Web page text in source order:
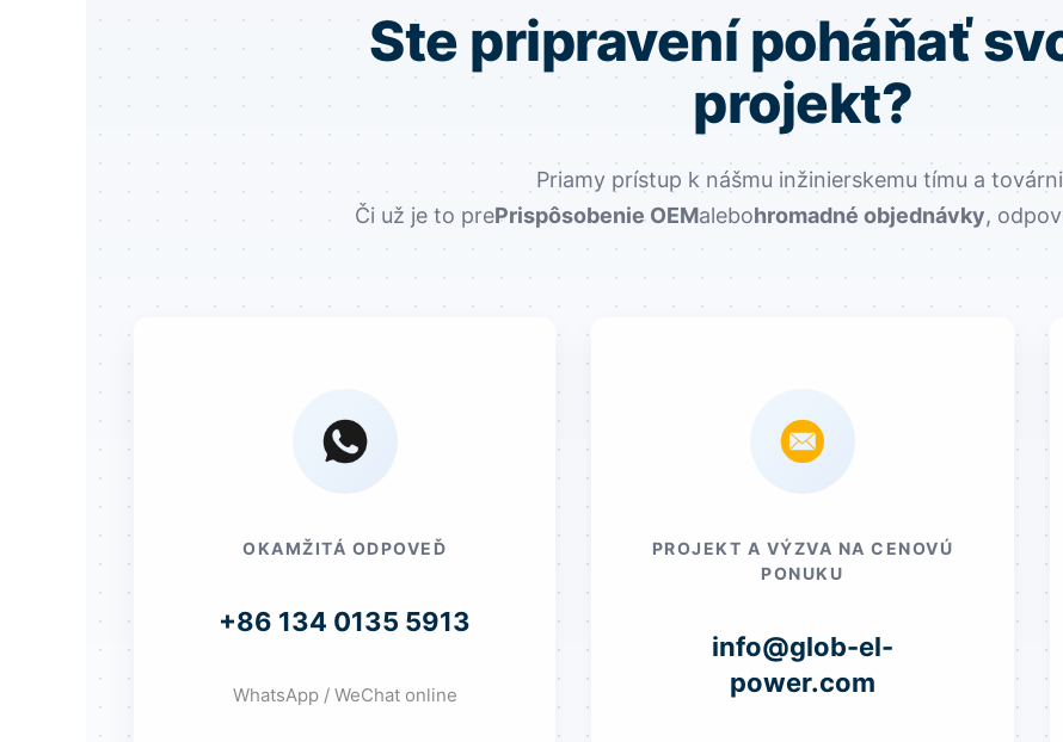
Ste pripravení poháňať
projekt?
Priamy prístup k nášmu inžinierskemu tímu a
Či už je to prePrispôsobenie OEMalebohromadné objednávky,
OKAMŽITÁ ODPOVEĎ
+86 134 0135 5913
WhatsApp / WeChat online
PROJEKT A VÝZVA NA CENOVÚ
PONUKU
info@glob-el-
power.com